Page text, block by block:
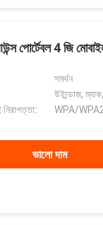
পোর্টেবল 4 জি
সমর্থন
উইন্ডোজ,
WPA/
ভালো দাম